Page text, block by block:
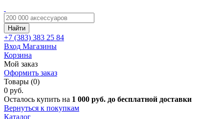
Найти
+7 (383) 383 25 84
Вход Магазины
Корзина
Мой заказ
Оформить заказ
Товары (0)
0 руб.
Осталось купить на 1 000 руб. до бесплатной доставки
Вернуться к покупкам
Каталог